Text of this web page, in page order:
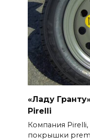
«Ладу
Pirelli
Компания
покрышки